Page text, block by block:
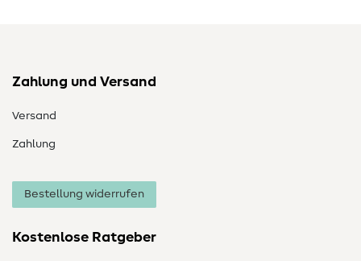
Zahlung und Versand
Versand
Zahlung
Bestellung widerrufen
Kostenlose Ratgeber